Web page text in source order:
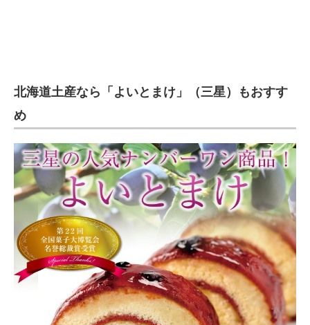
北海道土産なら「よいとまけ」（三星）もおすす
め